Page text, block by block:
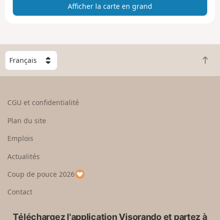
t
e
g
n
Afficher la carte en grand
C
h
o
e
u
p
a
R
e
CGU et confidentialité
Plan du site
Emplois
Actualités
Coup de pouce 2026
Contact
Téléchargez l'application Visorando et partez à